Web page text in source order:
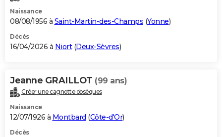
Naissance
08/08/1956 à Saint-Martin-des-Champs (Yonne)
Décès
16/04/2026 à Niort(Deux-Sèvres)
Jeanne GRAILLOT (99 ans)
Créer une cagnotte obsèques
Naissance
12/07/1926 à Montbard (Côte-d'Or)
Décès